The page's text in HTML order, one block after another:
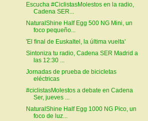
Escucha #CiclistasMolestos en la radio,
Cadena SER...
NaturalShine Half Egg 500 NG Mini, un
foco pequeño...
'El final de Euskaltel, la última vuelta'
Sintoniza tu radio, Cadena SER Madrid a
las 12:30 ...
Jornadas de prueba de bicicletas
eléctricas
#ciclistasMolestos a debate en Cadena
Ser, jueves ...
NaturalShine Half Egg 1000 NG Pico, un
foco de luz...